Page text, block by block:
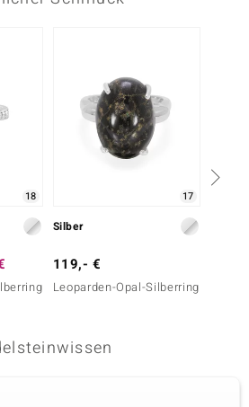
18 17
Silber
119,- €
Leoparden-Opal-Silberring